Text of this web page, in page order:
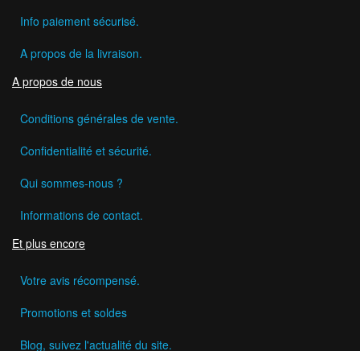
Info paiement sécurisé.
A propos de la livraison.
A propos de nous
Conditions générales de vente.
Confidentialité et sécurité.
Qui sommes-nous ?
Informations de contact.
Et plus encore
Votre avis récompensé.
Promotions et soldes
Blog, suivez l'actualité du site.